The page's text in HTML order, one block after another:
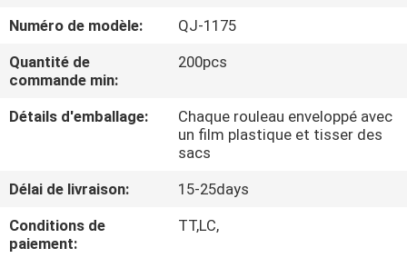
VISITE
DE
QUALITÉ
Numéro de modèle:
QJ-1175
Quantité de
commande min:
200pcs
Détails d'emballage:
Chaque rouleau enveloppé avec
un film plastique et tisser des
sacs
Délai de livraison:
15-25days
Conditions de
paiement:
TT,LC,